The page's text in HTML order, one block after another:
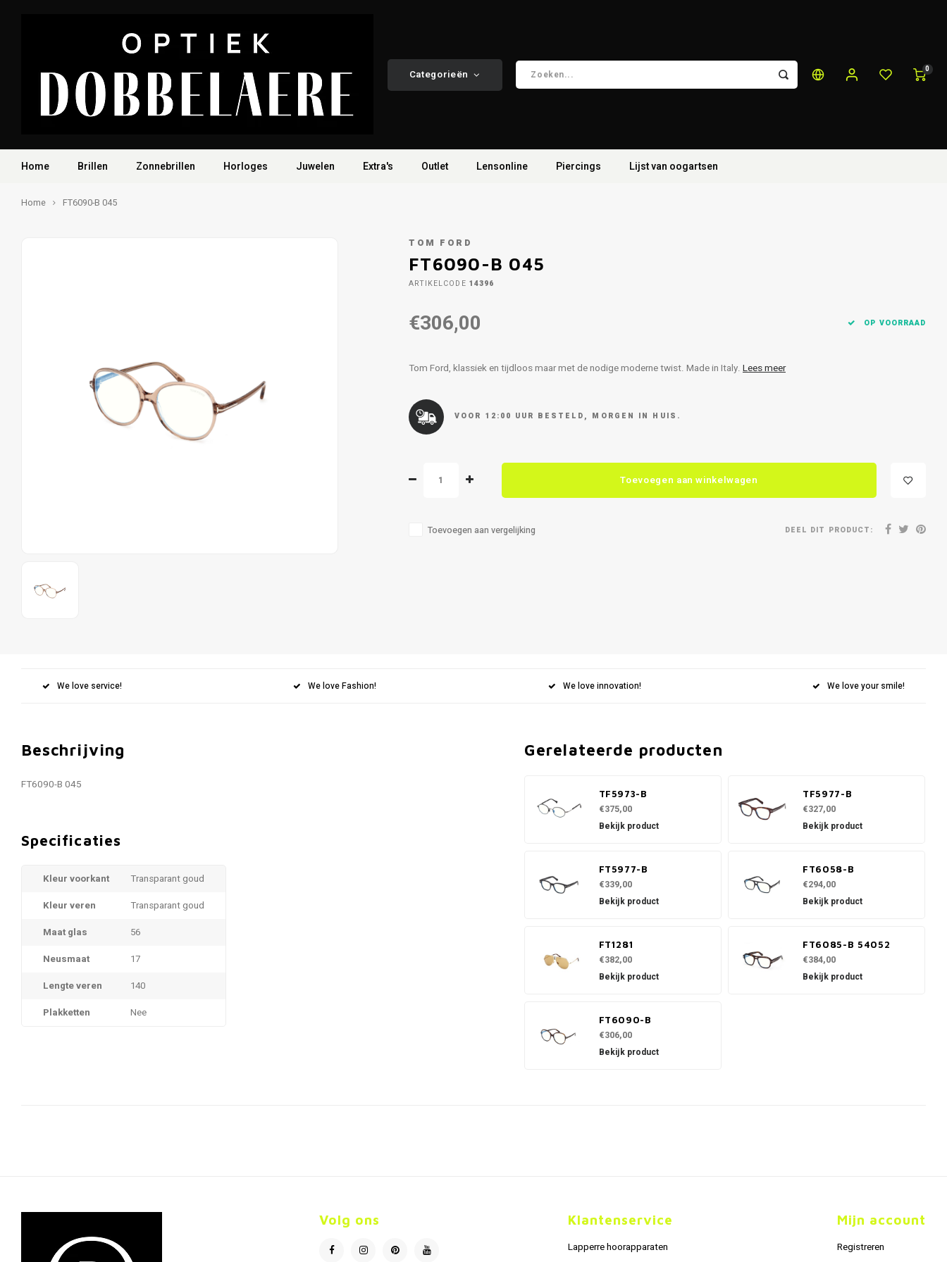
Categorieën 0
Home Brillen Zonnebrillen Horloges Juwelen Extra's Outlet Lensonline Piercings Lijst van oogartsen
Home FT6090-B 045
TOM FORD
FT6090-B 045
ARTIKELCODE 14396
€306,00 OP VOORRAAD
Tom Ford, klassiek en tijdloos maar met de nodige moderne twist. Made in Italy. Lees meer
VOOR 12:00 UUR BESTELD, MORGEN IN HUIS.
Toevoegen aan winkelwagen
Toevoegen aan vergelijking DEEL DIT PRODUCT:
We love service! We love Fashion! We love innovation! We love your smile!
Beschrijving
FT6090-B 045
Specificaties
Kleur voorkant
Transparant goud
Kleur veren
Transparant goud
Maat glas
56
Neusmaat
17
Lengte veren
140
Plakketten
Nee
Gerelateerde producten
TF5973-B
€375,00
Bekijk product
TF5977-B
€327,00
Bekijk product
FT5977-B
€339,00
Bekijk product
FT6058-B
€294,00
Bekijk product
FT1281
€382,00
Bekijk product
FT6085-B 54052
€384,00
Bekijk product
FT6090-B
€306,00
Bekijk product
Volg ons Klantenservice
Lapperre hoorapparaten
Mijn account
Registreren